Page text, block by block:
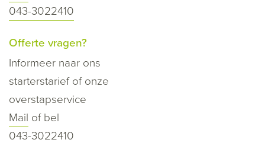
043-3022410
Offerte vragen?
Informeer naar ons
starterstarief of onze
overstapservice
Mail of bel
043-3022410